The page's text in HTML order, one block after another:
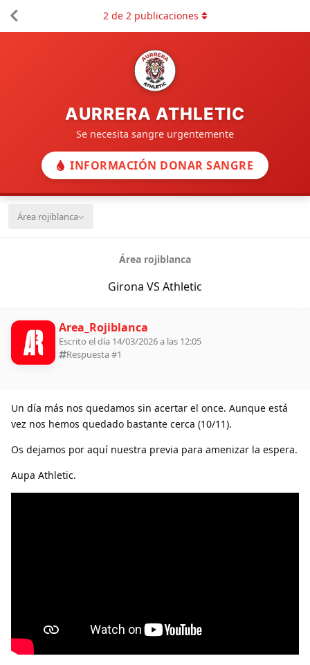
AURRERA ATHLETIC
Se necesita sangre urgentemente
INFORMACIÓN DONAR SANGRE
Área rojiblanca
Área rojiblanca
Girona VS Athletic
2de 2publicaciones
Area_Rojiblanca
Escrito el día 14/03/2026 a las 12:05
Respuesta #1
Un día más nos quedamos sin acertar el once. Aunque está
vez nos hemos quedado bastante cerca (10/11).
Os dejamos por aquí nuestra previa para amenizar la espera.
Aupa Athletic.